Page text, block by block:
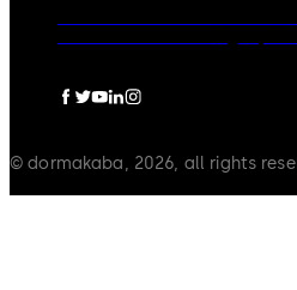
© dormakaba, 2026, all rights